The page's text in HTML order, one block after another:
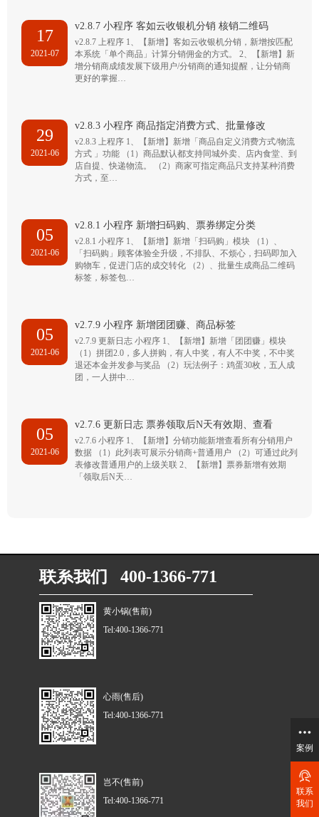
17
2021-07
v2.8.7 小程序 客如云收银机分销 核销二维码
v2.8.7 上程序 1、【新增】客如云收银机分销，新增按匹配
本系统「单个商品」计算分销佣金的方式。 2、【新增】新
增分销商成绩发展下级用户/分销商的通知提醒，让分销商
更好的掌握…
29
2021-06
v2.8.3 小程序 商品指定消费方式、批量修改
v2.8.3 上程序 1、【新增】新增「商品自定义消费方式/物流
方式 」功能 （1）商品默认都支持同城外卖、店内食堂、到
店自提、快递物流。 （2）商家可指定商品只支持某种消费
方式，至…
05
2021-06
v2.8.1 小程序 新增扫码购、票券绑定分类
v2.8.1 小程序 1、【新增】新增「扫码购」模块 （1）、
「扫码购」顾客体验全升级，不排队、不烦心，扫码即加入
购物车，促进门店的成交转化 （2）、批量生成商品二维码
标签，标签包…
05
2021-06
v2.7.9 小程序 新增团团赚、商品标签
v2.7.9 更新日志 小程序 1、【新增】新增「团团赚」模块
（1）拼团2.0，多人拼购，有人中奖，有人不中奖，不中奖
退还本金并发参与奖品 （2）玩法例子：鸡蛋30枚，五人成
团，一人拼中…
05
2021-06
v2.7.6 更新日志 票券领取后N天有效期、查看
v2.7.6 小程序 1、【新增】分销功能新增查看所有分销用户
数据 （1）此列表可展示分销商+普通用户 （2）可通过此列
表修改普通用户的上级关联 2、【新增】票券新增有效期
「领取后N天…
联系我们 400-1366-771
黄小锅(售前)
Tel:400-1366-771
心雨(售后)
Tel:400-1366-771
岂不(售前)
Tel:400-1366-771
案例
联系
我们